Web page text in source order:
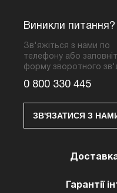
Виникли питання?
Зв'яжіться з нами по
телефону або
форму зворотного
0 800 330 445
ЗВ'ЯЗАТИСЯ З
Гарантії